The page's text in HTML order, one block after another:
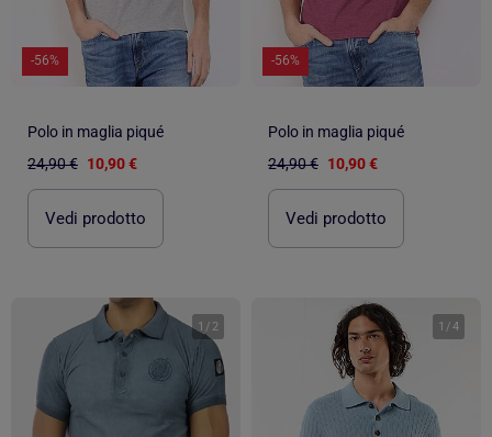
-56%
Polo in maglia piqué
24,90 € 10,90 €
Vedi prodotto
-56%
Polo in maglia piqué
24,90 € 10,90 €
Vedi prodotto
1 / 2 1 /4